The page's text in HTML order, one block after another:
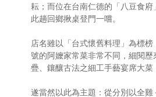
耘；而位在台南仁德的「八豆食
此趟回鄉揪桌登門一嚐。
店名雖以「台式懷舊料理」為標
號的阿嬤家常菜非常不同，細閱
疊、鑲釀古法之細工手藝宴席大菜
遂當然以此為主題：從分別以全